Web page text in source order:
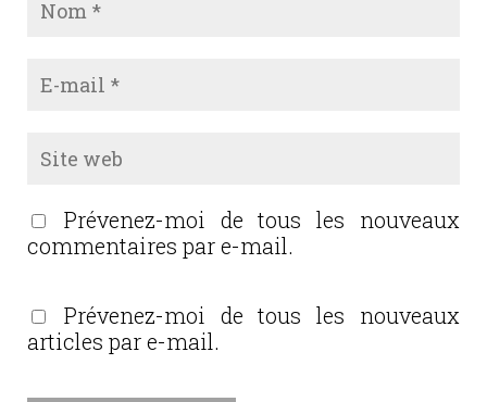
Prévenez-moi de tous les nouveaux
commentaires par e-mail.
Prévenez-moi de tous les nouveaux
articles par e-mail.